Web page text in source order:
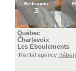
Bedrooms
3
Québec
Charlevoix
Les Éboulements
Rental agency